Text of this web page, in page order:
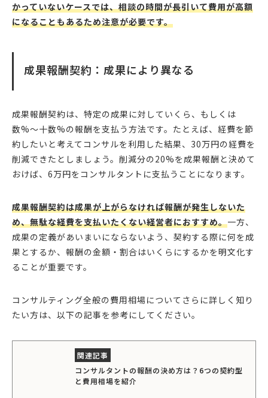
かっていないケースでは、相談の時間が長引いて費用が高額
になることもあるため注意が必要です。
成果報酬契約：成果により異なる
成果報酬契約は、特定の成果に対していくら、もしくは
数%〜十数%の報酬を支払う方法です。たとえば、経費を節
約したいと考えてコンサルを利用した結果、30万円の経費を
削減できたとしましょう。削減分の20%を成果報酬と決めて
おけば、6万円をコンサルタントに支払うことになります。
成果報酬契約は成果が上がらなければ報酬が発生しないた
め、無駄な経費を支払いたくない経営者におすすめ。一方、
成果の定義があいまいにならないよう、契約する際に何を成
果とするか、報酬の金額・割合はいくらにするかを明文化す
ることが重要です。
コンサルティング全般の費用相場についてさらに詳しく知り
たい方は、以下の記事を参考にしてください。
コンサルタントの報酬の決め方は？6つの契約型
と費用相場を紹介